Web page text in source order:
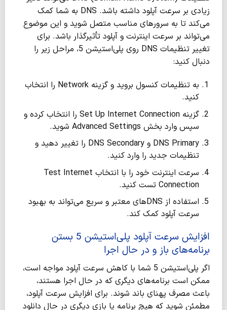
زیادی بر سرعت آپلود داشته باشد. DNS به شما کمک
می‌کند تا به سرورهای مناسب متصل شوید و این موضوع
می‌تواند بر سرعت اینترنت و آپلود تأثیرگذار باشد. برای
تغییر تنظیمات DNS روی پلی‌استیشن 5، مراحل زیر را
دنبال کنید:
به تنظیمات کنسول بروید و گزینه Network را انتخاب
کنید.
گزینه Set Up Internet Connection را انتخاب کرده و
سپس وارد بخش Advanced Settings شوید.
DNS Primary و DNS Secondary را تغییر دهید و
تنظیمات جدید را وارد کنید.
سرعت اینترنت خود را با انتخاب Test Internet
Connection تست کنید.
استفاده از DNS‌های معتبر و سریع می‌تواند به بهبود
سرعت آپلود کمک کند.
افزایش سرعت آپلود پلی‌استیشن 5
بستن
برنامه‌های باز و در حال اجرا
اگر پلی‌استیشن 5 شما با کاهش سرعت آپلود مواجه است،
ممکن است برنامه‌های دیگری که در حال اجرا هستند،
باعث مصرف پهنای باند شوند. برای افزایش سرعت آپلود،
مطمئن شوید که هیچ برنامه یا بازی دیگری در حال دانلود